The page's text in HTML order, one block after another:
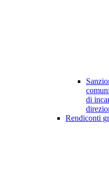
di
Rendiconti